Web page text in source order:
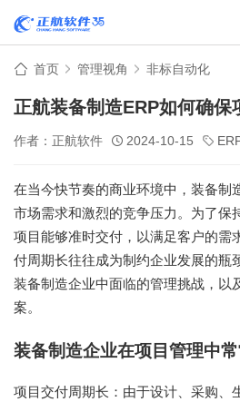
首页 管理视角 非标自动化
正航装备制造ERP如何确保
作者：正航软件 2024-10-15
在当今快节奏的商业环境中，装备制
市场需求和激烈的竞争压力。为了保
项目能够准时交付，以满足客户的需
付周期长往往成为制约企业发展的瓶
装备制造企业中面临的管理挑战，以
案。
装备制造企业在项目管理中
项目交付周期长：由于设计、采购、